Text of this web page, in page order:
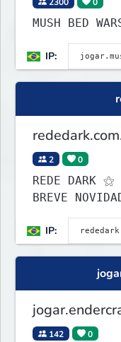
MUSH BED
IP:
2 0
REDE DARK ⚝
BREVE
IP:
142 0